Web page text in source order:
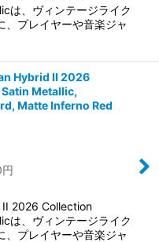
は、ヴィンテージライク
、プレイヤーや音楽ジャ
Hybrid II 2026
Metallic,
Matte Inferno Red
円
2026 Collection
は、ヴィンテージライク
、プレイヤーや音楽ジャ